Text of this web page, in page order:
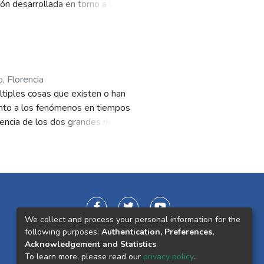
desarrollada en torno a los
para señalar sus intenciones
y político de Aristóteles y,
ciertos aspectos de ella
Florencia
cosas que existen o han
a los fenómenos en tiempos
de los dos grandes nombres
manera compartidos. La
entendimiento; asimismo,
arte para hacer algo con lo que
a la necesidad de crear,
de un cierto afán
de carácter. Tal
We collect and process your personal information for the
following purposes: Authentication, Preferences,
Acknowledgement and Statistics.
To learn more, please read our privacy policy.